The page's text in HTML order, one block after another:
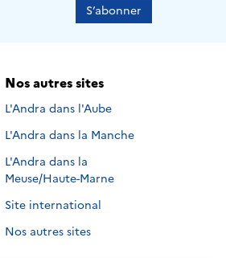
S’abonner
Nos autres sites
L'Andra dans l'Aube
L'Andra dans la Manche
L'Andra dans la
Meuse/Haute-Marne
Site international
Nos autres sites